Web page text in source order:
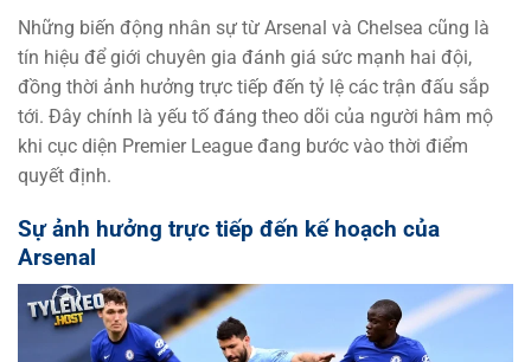
Những biến động nhân sự từ Arsenal và Chelsea cũng là
tín hiệu để giới chuyên gia đánh giá sức mạnh hai đội,
đồng thời ảnh hưởng trực tiếp đến tỷ lệ các trận đấu sắp
tới. Đây chính là yếu tố đáng theo dõi của người hâm mộ
khi cục diện Premier League đang bước vào thời điểm
quyết định.
Sự ảnh hưởng trực tiếp đến kế hoạch của
Arsenal